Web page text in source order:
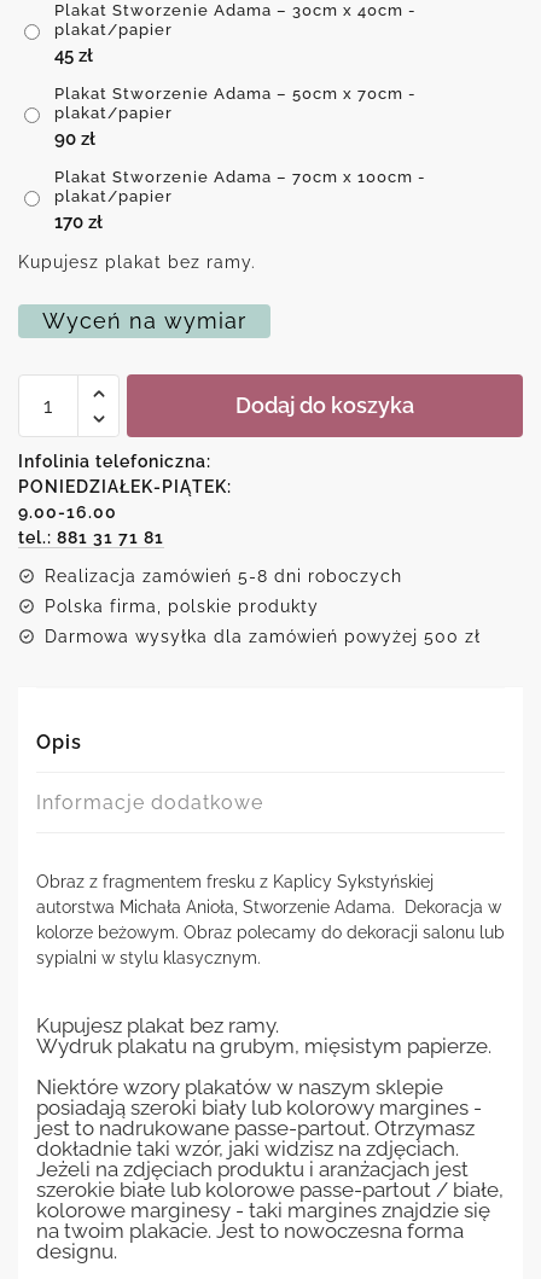
Plakat Stworzenie Adama – 30cm x 40cm -
plakat/papier
45 zł
Plakat Stworzenie Adama – 50cm x 70cm -
plakat/papier
90 zł
Plakat Stworzenie Adama – 70cm x 100cm -
plakat/papier
170 zł
Kupujesz plakat bez ramy.
Wyceń na wymiar
Plakat
Stworzenie
Dodaj do koszyka
Infolinia telefoniczna:
PONIEDZIAŁEK-PIĄTEK:
9.00-16.00
tel.: 881 31 71 81
Realizacja zamówień 5-8 dni roboczych
Polska firma, polskie produkty
Darmowa wysyłka dla zamówień powyżej 500 zł
Opis
Informacje dodatkowe
Obraz z fragmentem fresku z Kaplicy Sykstyńskiej
autorstwa Michała Anioła, Stworzenie Adama. Dekoracja w
kolorze beżowym. Obraz polecamy do dekoracji salonu lub
sypialni w stylu klasycznym.
Kupujesz plakat bez ramy.
Wydruk plakatu na grubym, mięsistym papierze.
Niektóre wzory plakatów w naszym sklepie
posiadają szeroki biały lub kolorowy margines -
jest to nadrukowane passe-partout. Otrzymasz
dokładnie taki wzór, jaki widzisz na zdjęciach.
Jeżeli na zdjęciach produktu i aranżacjach jest
szerokie białe lub kolorowe passe-partout / białe,
kolorowe marginesy - taki margines znajdzie się
na twoim plakacie. Jest to nowoczesna forma
designu.